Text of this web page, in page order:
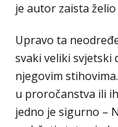
je autor zaista želio
Upravo ta
svaki veliki svjetski
njegovim
u proročanstva ili
jedno je sigurno –